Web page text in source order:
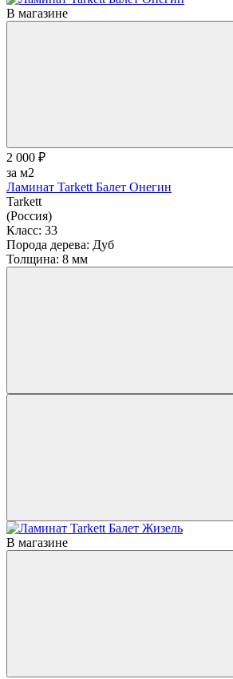
В магазине
2 000 ₽
за м2
Ламинат Tarkett Балет Онегин
Tarkett
(Россия)
Класс: 33
Порода дерева: Дуб
Толщина: 8 мм
В магазине